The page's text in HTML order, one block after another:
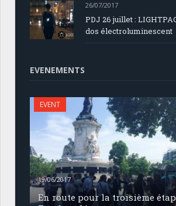
26/07/2017
PDJ 26 juillet :
dos électroluminescent
EVENEMENTS
EVENT
19/06/2017
En route pour la troisième